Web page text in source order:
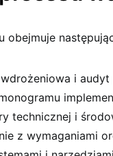
obejmuje
i
technicznej i
z wymaganiami